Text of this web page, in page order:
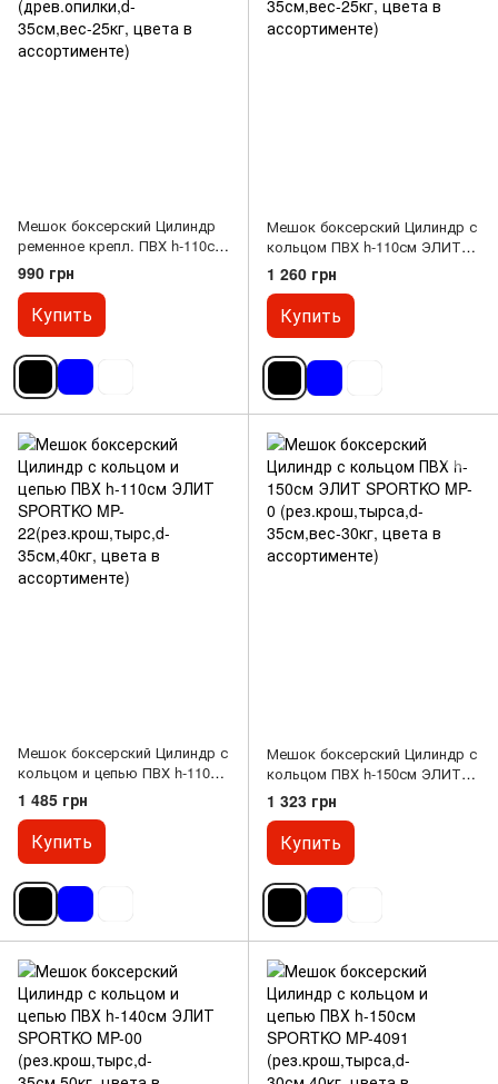
Мешок боксерский Цилиндр
ременное крепл. ПВХ h-110см
ЭЛИТ SPORTKO MP-1
(древ.опилки,d-35см,вес-25кг,
цвета в ассортименте)
990 грн
Купить
Мешок боксерский Цилиндр с
кольцом ПВХ h-110см ЭЛИТ
SPORTKO MP-2
(рез.крош,тырса, d-
35см,вес-25кг, цвета в
ассортименте)
1 260 грн
Купить
Мешок боксерский Цилиндр с
кольцом и цепью ПВХ h-110см
ЭЛИТ SPORTKO MP-
22(рез.крош,тырс,d-
35см,40кг, цвета в
ассортименте)
1 485 грн
Купить
Мешок боксерский Цилиндр с
кольцом ПВХ h-150см ЭЛИТ
SPORTKO MP-0
(рез.крош,тырса,d-
35см,вес-30кг, цвета в
ассортименте)
1 323 грн
Купить